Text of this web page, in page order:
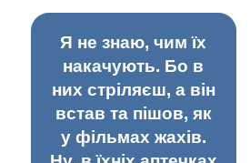
Я не знаю, чим їх
накачують. Бо в
них стріляєш, а він
встав та пішов, як
у фільмах жахів.